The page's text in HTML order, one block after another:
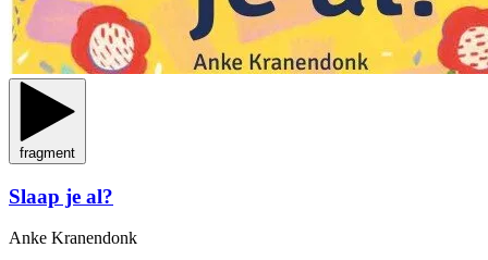
fragment
Slaap je al?
Anke Kranendonk